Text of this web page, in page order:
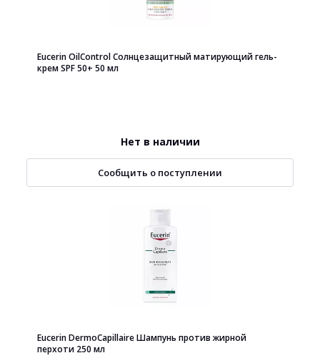
Eucerin OilControl Солнцезащитный матирующий гель-
крем SPF 50+ 50 мл
Нет в наличии
Сообщить о поступлении
Eucerin DermoCapillaire Шампунь против жирной
перхоти 250 мл